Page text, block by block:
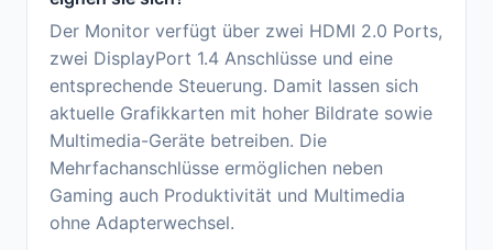
Der Monitor verfügt über zwei HDMI 2.0 Ports,
zwei DisplayPort 1.4 Anschlüsse und eine
entsprechende Steuerung. Damit lassen sich
aktuelle Grafikkarten mit hoher Bildrate sowie
Multimedia-Geräte betreiben. Die
Mehrfachanschlüsse ermöglichen neben
Gaming auch Produktivität und Multimedia
ohne Adapterwechsel.